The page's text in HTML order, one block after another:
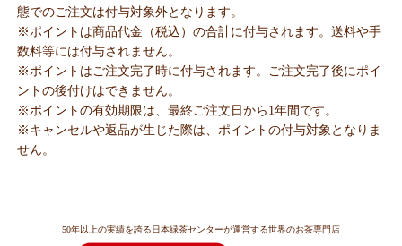
態でのご注文は付与対象外となります。
※ポイントは商品代金（税込）の合計に付与されます。送料や手
数料等には付与されません。
※ポイントはご注文完了時に付与されます。ご注文完了後にポイ
ントの後付けはできません。
※ポイントの有効期限は、最終ご注文日から1年間です。
※キャンセルや返品が生じた際は、ポイントの付与対象となりま
せん。
50年以上の実績を誇る日本緑茶センターが運営する世界のお茶専門店